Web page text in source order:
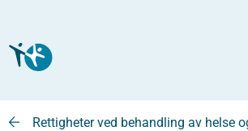
Rettigheter ved behandling av helse